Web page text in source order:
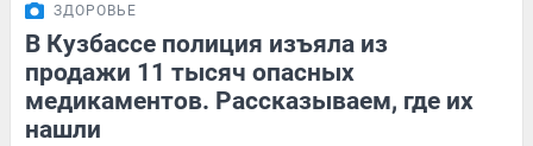
ЗДОРОВЬЕ
В Кузбассе полиция изъяла из
продажи 11 тысяч опасных
медикаментов. Рассказываем, где их
нашли